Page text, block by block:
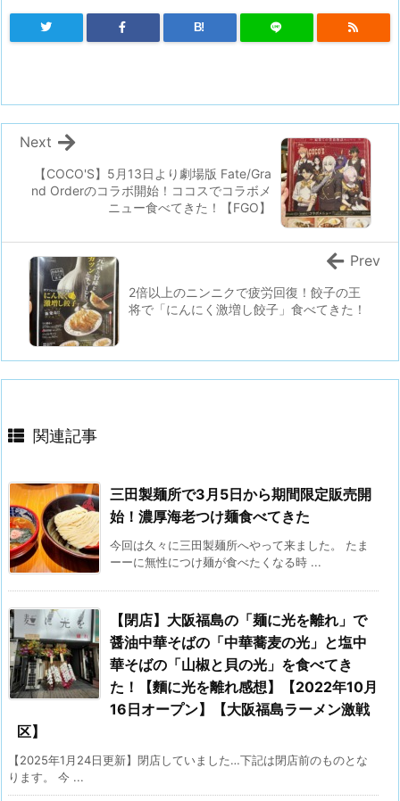
B!
【COCO'S】5月13日より劇場版 Fate/Gra
nd Orderのコラボ開始！ココスでコラボメ
ニュー食べてきた！【FGO】
Next
2倍以上のニンニクで疲労回復！餃子の王
将で「にんにく激増し餃子」食べてきた！
Prev
関連記事
三田製麺所で3月5日から期間限定販売開
始！濃厚海老つけ麺食べてきた
今回は久々に三田製麺所へやって来ました。 たま
ーーに無性につけ麺が食べたくなる時 ...
【閉店】大阪福島の「麺に光を離れ」で
醤油中華そばの「中華蕎麦の光」と塩中
華そばの「山椒と貝の光」を食べてき
た！【麵に光を離れ感想】【2022年10月
16日オープン】【大阪福島ラーメン激戦
区】
【2025年1月24日更新】閉店していました…下記は閉店前のものとな
ります。 今 ...